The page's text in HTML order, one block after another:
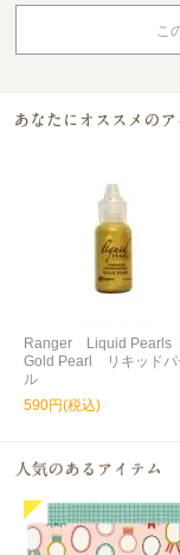
こ
Ranger Liquid Pearls
Gold Pearl リキッドパ
ル
590円(税込)